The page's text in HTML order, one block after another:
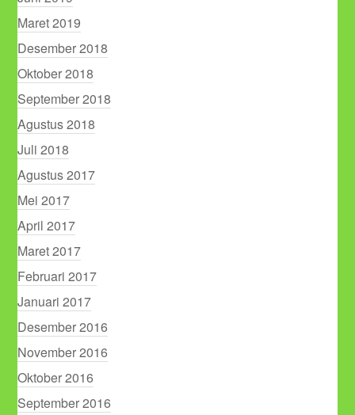
Maret 2019
Desember 2018
Oktober 2018
September 2018
Agustus 2018
Juli 2018
Agustus 2017
Mei 2017
April 2017
Maret 2017
Februari 2017
Januari 2017
Desember 2016
November 2016
Oktober 2016
September 2016